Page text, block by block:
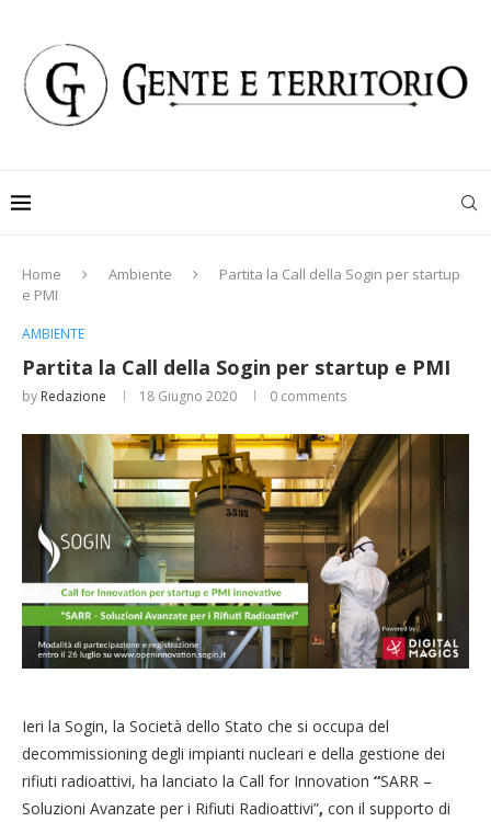
Home Ambiente
Partita la Call della Sogin per startup
e PMI
AMBIENTE
Partita la Call della Sogin per startup e PMI
by Redazione 18 Giugno 2020 0 comments
Ieri la Sogin, la Società dello Stato che si occupa del
decommissioning degli impianti nucleari e della gestione dei
rifiuti radioattivi, ha lanciato la Call for Innovation “SARR –
Soluzioni Avanzate per i Rifiuti Radioattivi”, con il supporto di